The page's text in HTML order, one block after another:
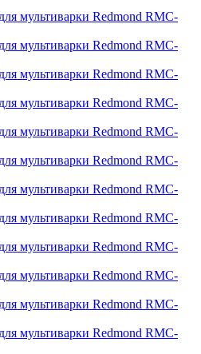
мультиварки Redmond RMC-
мультиварки Redmond RMC-
мультиварки Redmond RMC-
мультиварки Redmond RMC-
мультиварки Redmond RMC-
мультиварки Redmond RMC-
мультиварки Redmond RMC-
мультиварки Redmond RMC-
мультиварки Redmond RMC-
мультиварки Redmond RMC-
мультиварки Redmond RMC-
мультиварки Redmond RMC-